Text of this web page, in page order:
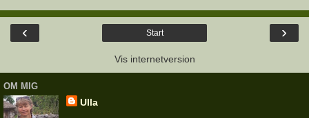
‹ ›
Start
Vis internetversion
OM MIG
Ulla